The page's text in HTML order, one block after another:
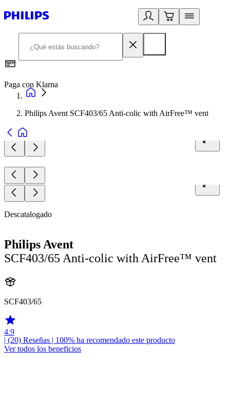
Paga con Klarna
Philips Avent SCF403/65 Anti-colic with AirFree™ vent
Descatalogado
Philips Avent
SCF403/65 Anti-colic with AirFree™ vent
SCF403/65
4.9
| (20) Reseñas | 100% ha recomendado este producto
Ver todos los beneficios